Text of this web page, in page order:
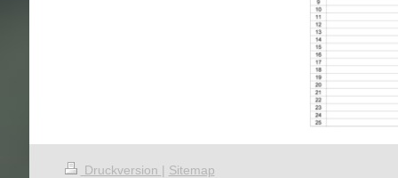
Druckversion | Sitemap